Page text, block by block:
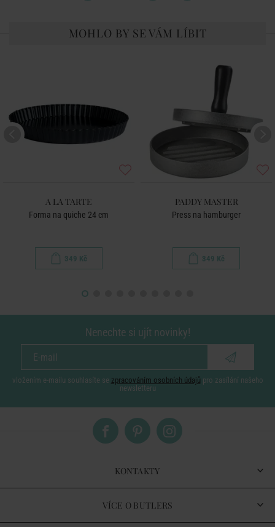
MOHLO BY SE VÁM LÍBIT
A LA TARTE
Forma na quiche 24 cm
349 Kč
PADDY MASTER
Press na hamburger
349 Kč
Nenechte si ujít novinky!
vložením e-mailu souhlasíte se zpracováním osobních údajů pro zasílání našeho
newsletteru
KONTAKTY
VÍCE O BUTLERS